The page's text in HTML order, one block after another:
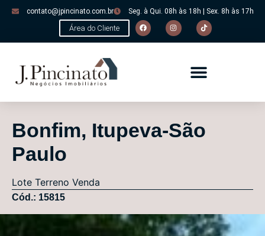
contato@jpincinato.com.br Seg. à Qui. 08h às 18h | Sex. 8h às 17h
Área do Cliente
Bonfim, Itupeva-São
Paulo
Lote Terreno Venda
Cód.: 15815